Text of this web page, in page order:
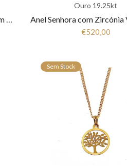
Anel Senhora com 3 Diamantes em Ouro 19,25K ANB12215060
Ouro 19.25kt
€520,00
Sem Stock